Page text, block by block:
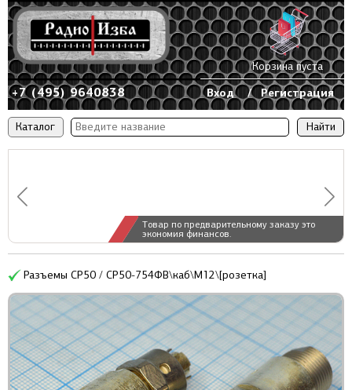
Каталог
Товар по предварительному заказу это
экономия финансов.
+7 (495) 9640838 Вход / Регистрация
Корзина пуста
Разъемы СР50 / СР50-754ФВ\каб\М12\[розетка]